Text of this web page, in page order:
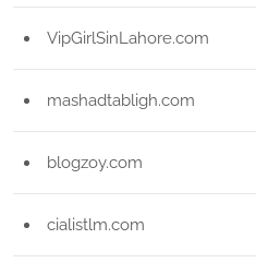
VipGirlSinLahore.com
mashadtabligh.com
blogzoy.com
cialistlm.com